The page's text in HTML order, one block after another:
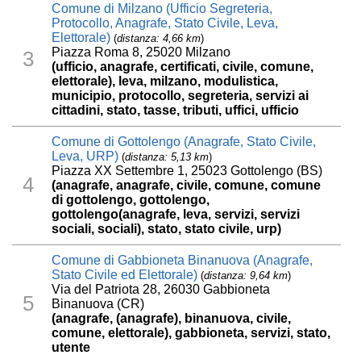
3
Comune di Milzano (Ufficio Segreteria,
Protocollo, Anagrafe, Stato Civile, Leva,
Elettorale) (distanza: 4,66 km)
Piazza Roma 8, 25020 Milzano
(ufficio, anagrafe, certificati, civile, comune,
elettorale), leva, milzano, modulistica,
municipio, protocollo, segreteria, servizi ai
cittadini, stato, tasse, tributi, uffici, ufficio
4
Comune di Gottolengo (Anagrafe, Stato Civile,
Leva, URP) (distanza: 5,13 km)
Piazza XX Settembre 1, 25023 Gottolengo (BS)
(anagrafe, anagrafe, civile, comune, comune
di gottolengo, gottolengo,
gottolengo(anagrafe, leva, servizi, servizi
sociali, sociali), stato, stato civile, urp)
5
Comune di Gabbioneta Binanuova (Anagrafe,
Stato Civile ed Elettorale) (distanza: 9,64 km)
Via del Patriota 28, 26030 Gabbioneta
Binanuova (CR)
(anagrafe, (anagrafe), binanuova, civile,
comune, elettorale), gabbioneta, servizi, stato,
utente